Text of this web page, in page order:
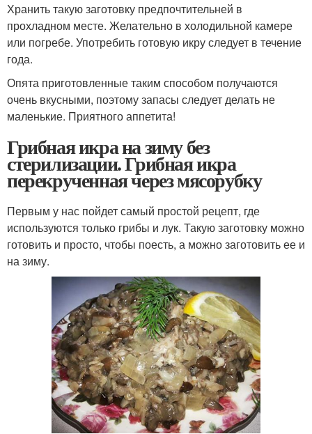
Хранить такую заготовку предпочтительней в
прохладном месте. Желательно в холодильной камере
или погребе. Употребить готовую икру следует в течение
года.
Опята приготовленные таким способом получаются
очень вкусными, поэтому запасы следует делать не
маленькие. Приятного аппетита!
Грибная икра на зиму без
стерилизации. Грибная икра
перекрученная через мясорубку
Первым у нас пойдет самый простой рецепт, где
используются только грибы и лук. Такую заготовку можно
готовить и просто, чтобы поесть, а можно заготовить ее и
на зиму.